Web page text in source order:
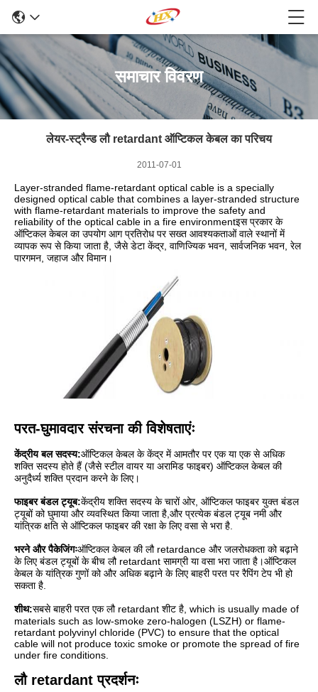
समाचार विवरण
लेयर-स्ट्रैन्ड लौ retardant ऑप्टिकल केबल का परिचय
2011-07-01
Layer-stranded flame-retardant optical cable is a specially
designed optical cable that combines a layer-stranded structure
with flame-retardant materials to improve the safety and
reliability of the optical cable in a fire environmentइस प्रकार के
ऑप्टिकल केबल का उपयोग आग प्रतिरोध पर सख्त आवश्यकताओं वाले स्थानों में
व्यापक रूप से किया जाता है, जैसे डेटा केंद्र, वाणिज्यिक भवन, सार्वजनिक भवन, रेल
पारगमन, जहाज और विमान।
परत-घुमावदार संरचना की विशेषताएंः
केंद्रीय बल सदस्य:ऑप्टिकल केबल के केंद्र में आमतौर पर एक या एक से अधिक
शक्ति सदस्य होते हैं (जैसे स्टील वायर या अरामिड फाइबर) ऑप्टिकल केबल की
अनुदैर्ध्य शक्ति प्रदान करने के लिए।
फाइबर बंडल ट्यूब:केंद्रीय शक्ति सदस्य के चारों ओर, ऑप्टिकल फाइबर युक्त बंडल
ट्यूबों को घुमाया और व्यवस्थित किया जाता है,और प्रत्येक बंडल ट्यूब नमी और
यांत्रिक क्षति से ऑप्टिकल फाइबर की रक्षा के लिए वसा से भरा है.
भरने और पैकेजिंगःऑप्टिकल केबल की लौ retardance और जलरोधकता को बढ़ाने
के लिए बंडल ट्यूबों के बीच लौ retardant सामग्री या वसा भरा जाता है।ऑप्टिकल
केबल के यांत्रिक गुणों को और अधिक बढ़ाने के लिए बाहरी परत पर रैपिंग टेप भी हो
सकता है.
शीथ:सबसे बाहरी परत एक लौ retardant शीट है, which is usually made of
materials such as low-smoke zero-halogen (LSZH) or flame-
retardant polyvinyl chloride (PVC) to ensure that the optical
cable will not produce toxic smoke or promote the spread of fire
under fire conditions.
लौ retardant प्रदर्शनः